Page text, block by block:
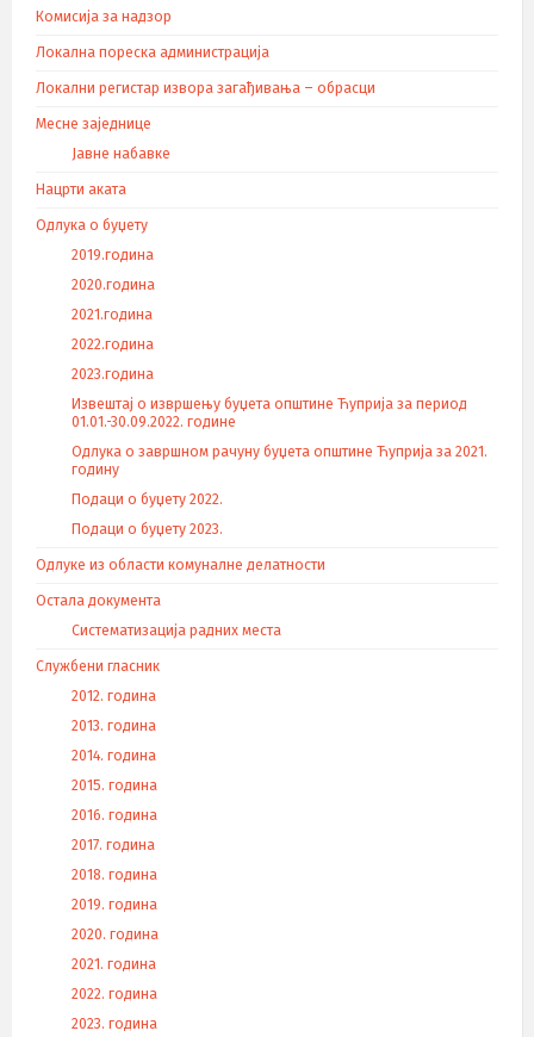
Комисија за надзор
Локална пореска администрација
Локални регистар извора загађивања – обрасци
Месне заједнице
Јавне набавке
Нацрти аката
Одлука о буџету
2019.година
2020.година
2021.година
2022.година
2023.година
Извештај о извршењу буџета општине Ћуприја за период
01.01.-30.09.2022. године
Одлука о завршном рачуну буџета општине Ћуприја за 2021.
годину
Подаци о буџету 2022.
Подаци о буџету 2023.
Одлуке из области комуналне делатности
Остала документа
Систематизација радних места
Службени гласник
2012. година
2013. година
2014. година
2015. година
2016. година
2017. година
2018. година
2019. година
2020. година
2021. година
2022. година
2023. година